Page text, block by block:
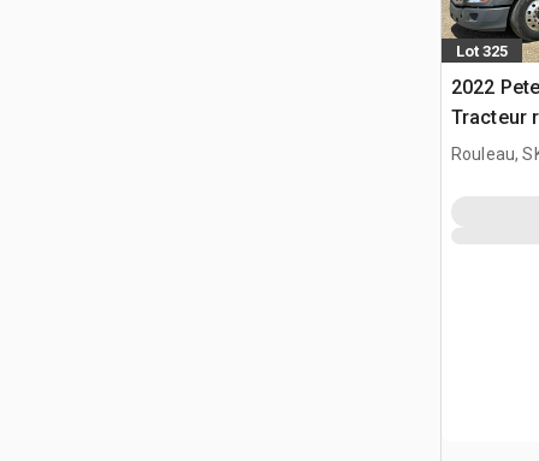
Lot 325
2022
Tracteur
Rouleau,